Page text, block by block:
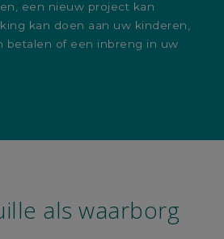
een nieuw project kan
kan doen aan uw kinderen,
betalen of een inbreng in uw
als waarborg